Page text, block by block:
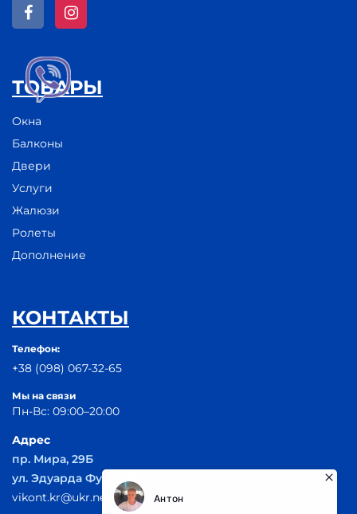
ТОВАРЫ
Окна
Балконы
Двери
Услуги
Жалюзи
Ролеты
Дополнение
КОНТАКТЫ
Телефон:
+38 (098) 067-32-65
Мы на связи
Пн-Вс: 09:00–20:00
Адрес
пр. Мира, 29Б
ул. Эдуарда Фукса 55
vikont.kr@ukr.net